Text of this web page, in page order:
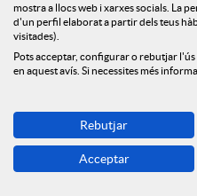
C
o
m
Notícies
mostra a llocs web i xarxes socials. La
d'un perfil elaborat a partir dels teus
visitades).
Pots acceptar, configurar o rebutjar
en aquest avís. Si necessites més
Rebutjar
Acceptar